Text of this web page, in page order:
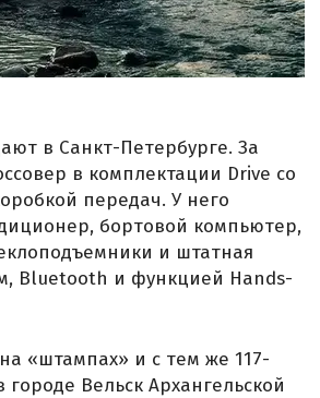
в Санкт-Петербурге. За
в комплектации Drive со
передач. У него
бортовой компьютер,
и штатная
Bluetooth и функцией Hands-
«штампах» и с тем же 117-
Вельск Архангельской